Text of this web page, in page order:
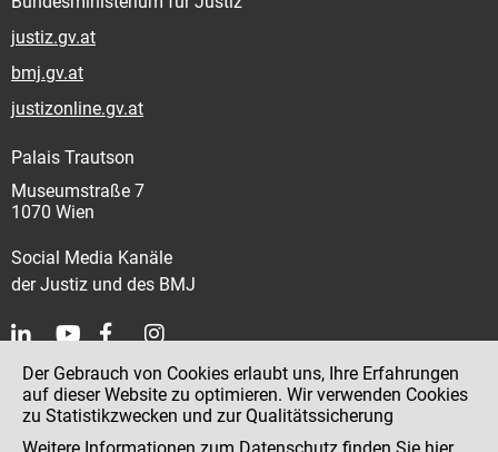
justiz.gv.at
bmj.gv.at
justizonline.gv.at
Palais Trautson
Museumstraße 7
1070 Wien
Social Media Kanäle
der Justiz und des BMJ
Kontakt
Impressum
Der Gebrauch von Cookies erlaubt uns, Ihre Erfahrungen
auf dieser Website zu optimieren. Wir verwenden Cookies
zu Statistikzwecken und zur Qualitätssicherung